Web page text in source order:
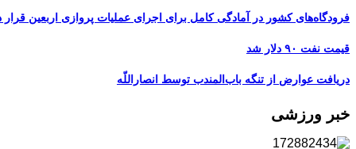
فرودگاه‌های کشور در آمادگی کامل برای اجرای عملیات پروازی اربعین قرار
قیمت نفت ۹۰ دلار شد
دریافت عوارض از تنگه باب‌المندب توسط انصاراللّه
خبر ورزشی